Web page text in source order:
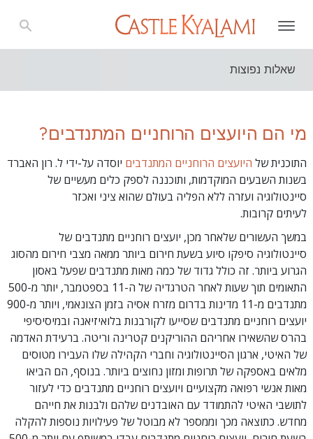
שאלות נפוצות
מי הם היועצים הרוחניים המתנדבים?
התוכנית של היועצים הרוחניים המתנדבים יוסדה על-ידי ל. רון האברד
בשנות השבעים המוקדמות, ותוכננה לספק כלים מעשיים של
סיינטולוגיה ועזרה ללא הפליה בעולם שהוא ציני ואכזר
לעיתים קרובות.
במשך העשורים שלאחר מכן, יועצים רוחניים מתנדבים של
סיינטולוגיה סיפקו סיוע בשעת חירום ביותר ממאה מצבי חירום מהסוג
הגרוע ביותר. זה כולל גדוד של כמה מאות מתנדבים שפעל באסון
התאומים תוך שעות לאחר הטרגדיה של ה-11 בספטמבר, יותר מ-500
מתנדבים מ-11 מדינות בדרום מזרח אסיה בזמן הצונאמי, ויותר מ-900
יועצים רוחניים מתנדבים שסייעו לקורבנות בלואיזיאנה ובמיסיסיפי
בהרס שהשאירו אחריהם ההוריקנים קטרינה וריטה. ברעידת האדמה
של האיטי, ארגון הסיינטולוגיה וחברי הקהילה שלו העבירו מטוסים
מלאים באספקה של תרופות ומזון נחוצים ביותר. בנוסף, הם הביאו
מאות אנשי רפואה מקצועיים ויועצים רוחניים מתנדבים כדי לעזור
לתושבי האיטי להתמודד עם האובדנים שלהם ולבנות את חייהם
מחדש. כתוצאה מכך וממספר לא מבוטל של פעילויות נוספות להקלה